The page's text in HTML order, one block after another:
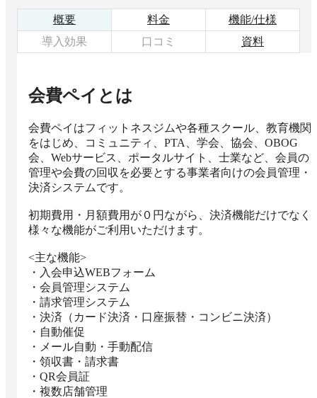
概要 料金
機能/仕様
導入効果
口コミ 資料
会費ペイ とは
会費ペイはフィットネスジムや各種スクール、教育機関
をはじめ、コミュニティ、PTA、学会、協会、OBOG
会、Webサービス、ポータルサイト、士業など、会員の
管理や会費の回収を必要とする事業者向けの会員管理・
決済システムです。
初期費用・月額費用が０円ながら、決済機能だけでなく
様々な機能がご利用いただけます。
<主な機能>
・入会申込WEBフォーム
・会員管理システム
・請求管理システム
・決済（カード決済・口座振替・コンビニ決済）
・自動催促
・メール自動・手動配信
・領収書・請求書
・QR会員証
・複数店舗管理